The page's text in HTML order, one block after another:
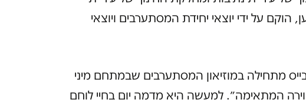
הוקם על ידי יוצאי יחידת המסתערבים ויוצאי
מתחילה במוזיאון המסתערבים שבמתחם מיני
המתאימה״. למעשה היא מדמה יום בחיי לוחם